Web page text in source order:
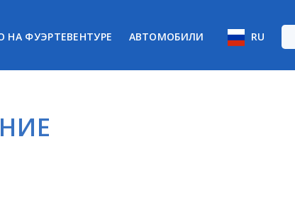
НА ФУЭРТЕВЕНТУРЕ АВТОМОБИЛИ RU